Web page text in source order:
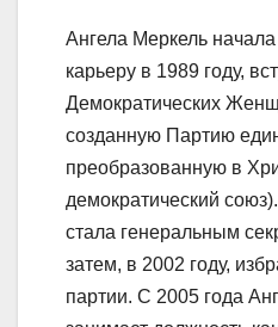
Ангела Меркель
карьеру в 1989 году,
Демократических
созданную Партию
преобразованную в
демократический
стала генеральным
затем, в 2002 году,
партии. С 2005 года